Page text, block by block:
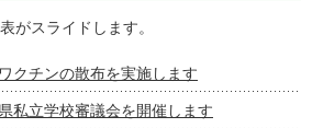
がスライドします。
クチンの散布を実施します
私立学校審議会を開催します